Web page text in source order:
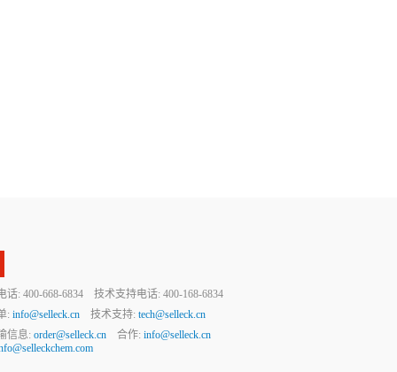
话: 400-668-6834 技术支持电话: 400-168-6834
: info@selleck.cn 技术支持: tech@selleck.cn
信息: order@selleck.cn 合作: info@selleck.cn